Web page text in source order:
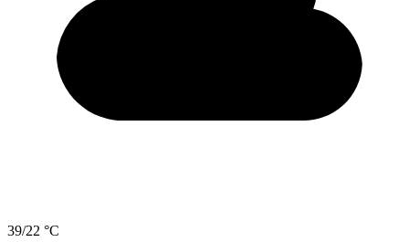
39/22 °C